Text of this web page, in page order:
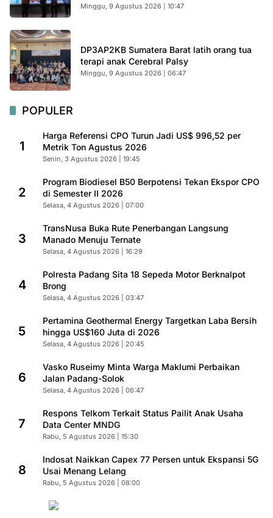
Minggu, 9 Agustus 2026 | 10:47
DP3AP2KB Sumatera Barat latih orang tua
terapi anak Cerebral Palsy
Minggu, 9 Agustus 2026 | 06:47
POPULER
1
Harga Referensi CPO Turun Jadi US$ 996,52 per
Metrik Ton Agustus 2026
Senin, 3 Agustus 2026 | 19:45
2
Program Biodiesel B50 Berpotensi Tekan Ekspor CPO
di Semester II 2026
Selasa, 4 Agustus 2026 | 07:00
3
TransNusa Buka Rute Penerbangan Langsung
Manado Menuju Ternate
Selasa, 4 Agustus 2026 | 16:29
4
Polresta Padang Sita 18 Sepeda Motor Berknalpot
Brong
Selasa, 4 Agustus 2026 | 03:47
5
Pertamina Geothermal Energy Targetkan Laba Bersih
hingga US$160 Juta di 2026
Selasa, 4 Agustus 2026 | 20:45
6
Vasko Ruseimy Minta Warga Maklumi Perbaikan
Jalan Padang-Solok
Selasa, 4 Agustus 2026 | 06:47
7
Respons Telkom Terkait Status Pailit Anak Usaha
Data Center MNDG
Rabu, 5 Agustus 2026 | 15:30
8
Indosat Naikkan Capex 77 Persen untuk Ekspansi 5G
Usai Menang Lelang
Rabu, 5 Agustus 2026 | 08:00